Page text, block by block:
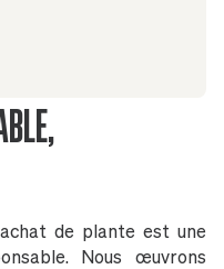
de plante est une
Nous œuvrons